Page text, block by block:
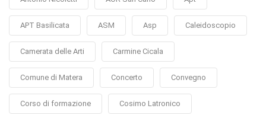
APT Basilicata ASM Asp Caleidoscopio
Camerata delle Arti Carmine Cicala
Comune di Matera Concerto Convegno
Corso di formazione Cosimo Latronico